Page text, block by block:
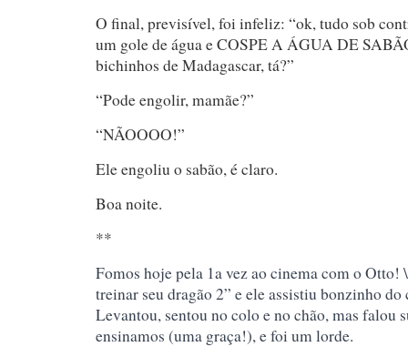
O final, previsível, foi infeliz: “ok, tudo sob
um gole de água e COSPE A ÁGUA DE
bichinhos de Madagascar, tá?”
“Pode engolir, mamãe?”
“NÃOOOO!”
Ele engoliu o sabão, é claro.
Boa noite.
**
Fomos hoje pela 1a vez ao cinema com o
treinar seu dragão 2” e ele assistiu bonzinho
Levantou, sentou no colo e no chão, mas falou
ensinamos (uma graça!), e foi um lorde.